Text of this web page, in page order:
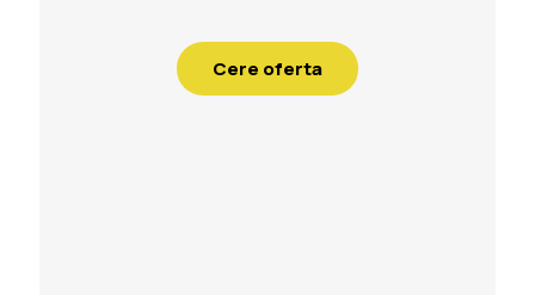
Cere oferta